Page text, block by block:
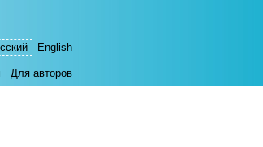
English
Для авторов